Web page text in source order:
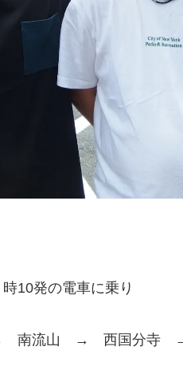
10発の電車に乗り
→ 南流山 → 西国分寺